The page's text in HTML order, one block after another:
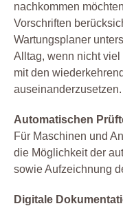
nachkommen
Vorschriften
Wartungsplaner
Alltag, wenn nicht
mit den
auseinanderzusetzen.
Automatischen
Für Maschinen und
die Möglichkeit der
sowie Aufzeichnung
Digitale